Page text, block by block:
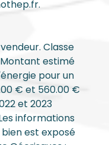
Classe
estimé
pour un
€ et 560.00 €
et 2023
informations
est exposé